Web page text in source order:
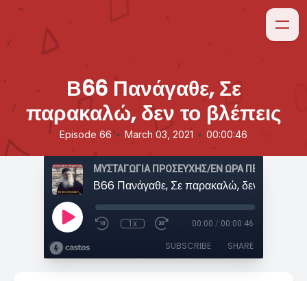
Β66 Πανάγαθε, Σε
παρακαλώ, δεν το βλέπεις
Episode 66 • March 03, 2021 • 00:00:46
ΜΥΣΤΑΓΩΓΙΑ ΠΡΟΣΕΥΧΗΣ/ΕΝ ΩΡΑ ΠΕΙΡΑΣΜΟΥ
Β66 Πανάγαθε, Σε παρακαλώ, δεν το
1x 00:00 / 00:00:46
SUBSCRIBE SHARE